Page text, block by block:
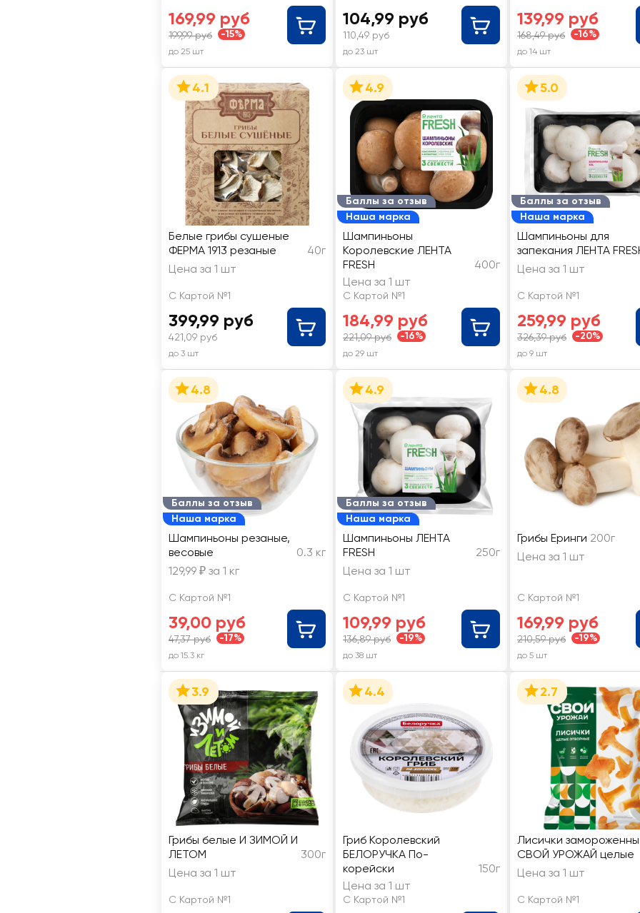
169,99 руб
199,99 руб -15%
до 25 шт
104,99 руб
110,49 руб
до 23 шт
139,99 руб
168,49 руб -16%
до 14 шт
4.1
Белые грибы сушеные
ФЕРМА 1913 резаные
40г
Цена за 1 шт
С Картой №1
399,99 руб
421,09 руб
до 3 шт
Баллы за отзыв
Наша марка
4.9
Шампиньоны
Королевские ЛЕНТА
FRESH
400г
Цена за 1 шт
С Картой №1
184,99 руб
221,09 руб -16%
до 29 шт
Баллы за отзыв
Наша марка
5.0
Шампиньоны для
запекания ЛЕНТА
Цена за 1 шт
С Картой №1
259,99 руб
326,39 руб -20%
до 9 шт
Баллы за отзыв
Наша марка
4.8
Шампиньоны резаные,
весовые
0.3 кг
129,99 ₽ за 1 кг
С Картой №1
39,00 руб
47,37 руб -17%
до 15.3 кг
Баллы за отзыв
Наша марка
4.9
Шампиньоны ЛЕНТА
FRESH
250г
Цена за 1 шт
С Картой №1
109,99 руб
136,89 руб -19%
до 38 шт
4.8
Грибы Еринги 200г
Цена за 1 шт
С Картой №1
169,99 руб
210,59 руб -19%
до 5 шт
3.9
Грибы белые И ЗИМОЙ И
ЛЕТОМ
300г
Цена за 1 шт
С Картой №1
4.4
Гриб Королевский
БЕЛОРУЧКА По-
корейски
150г
Цена за 1 шт
С Картой №1
2.7
Лисички
СВОЙ УРОЖАЙ целые
Цена за 1 шт
С Картой №1